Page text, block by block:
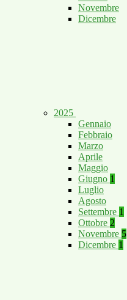
Novembre
Dicembre
2025
Gennaio
Febbraio
Marzo
Aprile
Maggio
Giugno 1
Luglio
Agosto
Settembre 1
Ottobre 2
Novembre 5
Dicembre 1